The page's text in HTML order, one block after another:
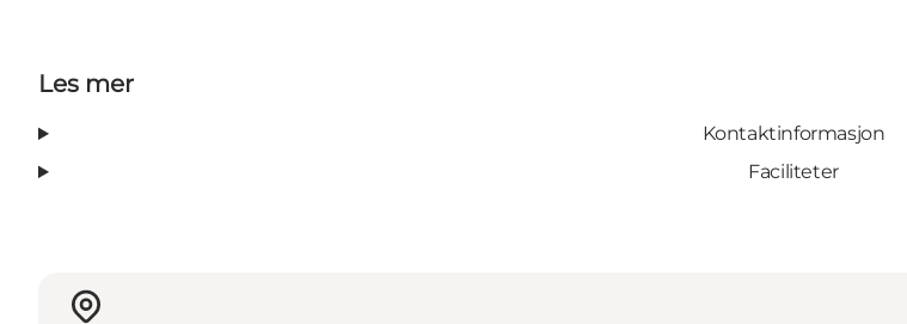
Les mer
Kontaktinformasjon
Faciliteter